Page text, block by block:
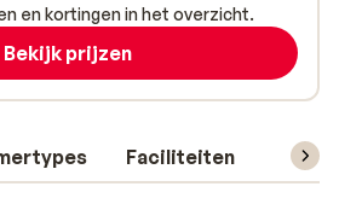
Faciliteiten
en kortingen in het overzicht.
Bekijk prijzen